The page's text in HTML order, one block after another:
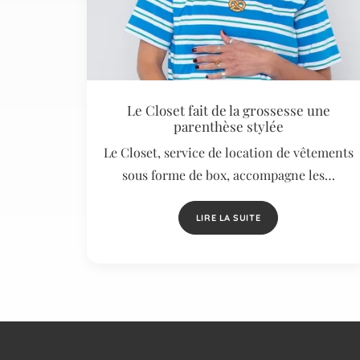
Le Closet fait de la grossesse une
parenthèse stylée
Le Closet, service de location de vêtements
sous forme de box, accompagne les…
LIRE LA SUITE